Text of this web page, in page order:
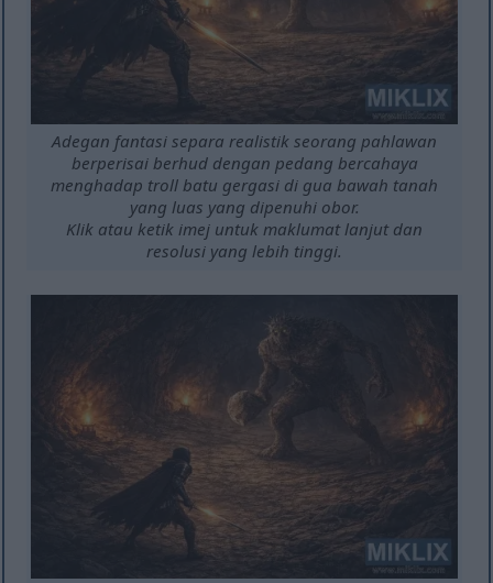
Adegan fantasi separa realistik seorang pahlawan
berperisai berhud dengan pedang bercahaya
menghadap troll batu gergasi di gua bawah tanah
yang luas yang dipenuhi obor.
Klik atau ketik imej untuk maklumat lanjut dan
resolusi yang lebih tinggi.